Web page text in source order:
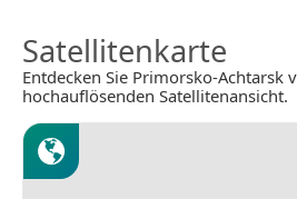
Satellitenkarte
Entdecken Sie Primorsko-Achtarsk
hochauflösenden Satellitenansicht.